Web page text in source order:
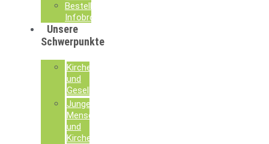
Bestellung
Infobroschüren
Unsere
Schwerpunkte
Kirche
und
Gesellschaft
Junge
Menschen
und
Kirche